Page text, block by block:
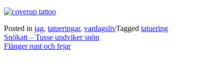
Posted in jag, tatueringar, vardagslivTagged tatuering
Post
navigation
Snökatt – Tusse undviker snön
Flänger runt och fejar